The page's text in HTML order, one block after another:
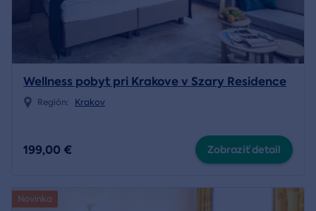
Wellness pobyt pri Krakove v Szary Residence
Región: Krakov
199,00 € Zobraziť detail
Novinka